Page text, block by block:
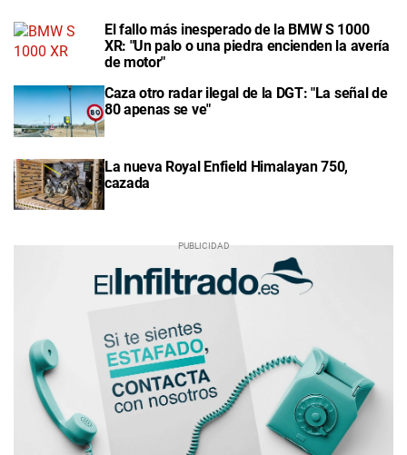
El fallo más inesperado de la BMW S 1000
XR: "Un palo o una piedra encienden la avería
de motor"
Caza otro radar ilegal de la DGT: "La señal de
80 apenas se ve"
La nueva Royal Enfield Himalayan 750,
cazada